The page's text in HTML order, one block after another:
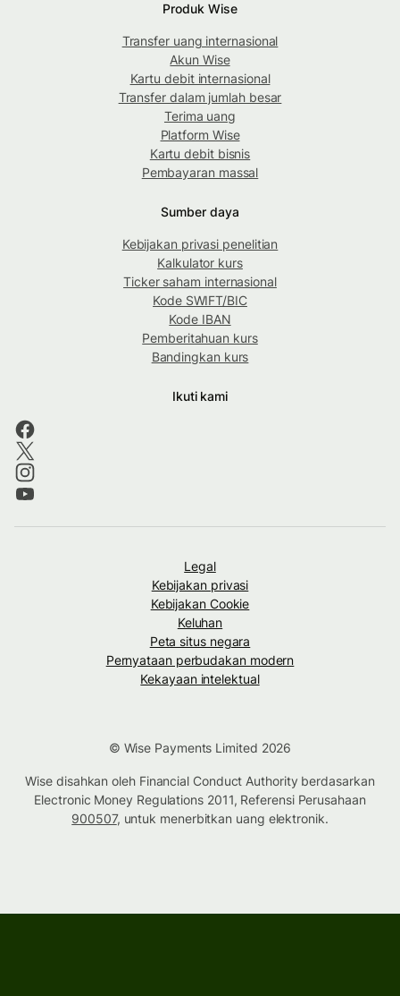
Produk Wise
Transfer uang internasional
Akun Wise
Kartu debit internasional
Transfer dalam jumlah besar
Terima uang
Platform Wise
Kartu debit bisnis
Pembayaran massal
Sumber daya
Kebijakan privasi penelitian
Kalkulator kurs
Ticker saham internasional
Kode SWIFT/BIC
Kode IBAN
Pemberitahuan kurs
Bandingkan kurs
Ikuti kami
Legal
Kebijakan privasi
Kebijakan Cookie
Keluhan
Peta situs negara
Pernyataan perbudakan modern
Kekayaan intelektual
© Wise Payments Limited 2026
Wise disahkan oleh Financial Conduct Authority berdasarkan
Electronic Money Regulations 2011, Referensi Perusahaan
900507, untuk menerbitkan uang elektronik.